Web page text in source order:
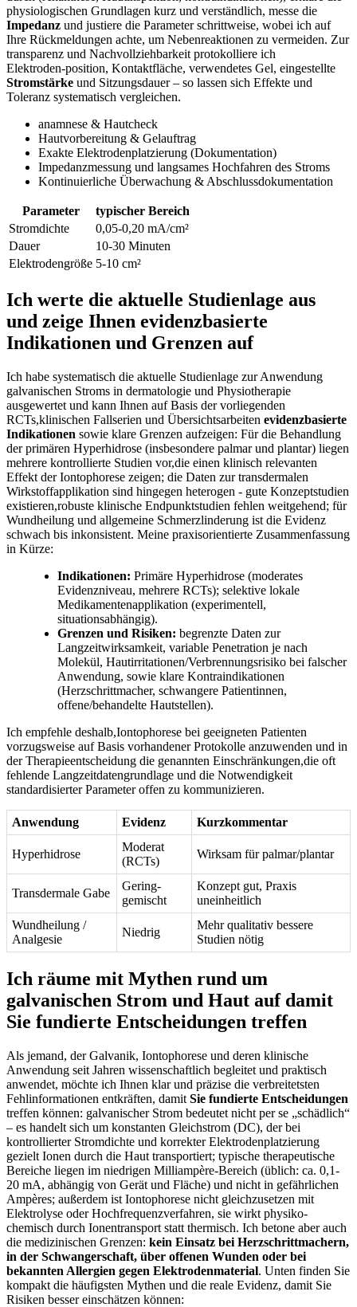
physiologischen Grundlagen kurz und verständlich, messe die ⁤
Impedanz und justiere die Parameter schrittweise, wobei ich auf
Ihre Rückmeldungen ⁢achte, um Nebenreaktionen zu vermeiden.​ Zur
transparenz und Nachvollziehbarkeit protokolliere ich
⁣Elektroden‑position, Kontaktfläche, verwendetes Gel, eingestellte
Stromstärke und Sitzungsdauer – so lassen sich Effekte und
Toleranz systematisch vergleichen.
anamnese‌ & Hautcheck
Hautvorbereitung & Gelauftrag
Exakte⁣ Elektrodenplatzierung (Dokumentation)
Impedanzmessung und langsames Hochfahren des⁣ Stroms
Kontinuierliche Überwachung & Abschlussdokumentation
Parameter
typischer Bereich
Stromdichte
0,05-0,20 mA/cm²
Dauer
10-30 Minuten
Elektrodengröße 5-10 cm²
Ich werte die aktuelle Studienlage aus
und zeige Ihnen evidenzbasierte
Indikationen und​ Grenzen auf
Ich habe systematisch die aktuelle Studienlage zur Anwendung
galvanischen Stroms in dermatologie und Physiotherapie
ausgewertet und kann Ihnen auf Basis der vorliegenden⁤
RCTs,klinischen Fallserien und Übersichtsarbeiten evidenzbasierte
Indikationen sowie klare Grenzen aufzeigen: Für die Behandlung
der primären Hyperhidrose (insbesondere palmar und plantar) liegen
mehrere ‍kontrollierte Studien vor,die einen klinisch⁢ relevanten
Effekt der Iontophorese zeigen; die Daten zur transdermalen
Wirkstoffapplikation sind hingegen heterogen -​ gute Konzeptstudien
existieren,robuste klinische Endpunktstudien fehlen weitgehend;⁤ für
Wundheilung und allgemeine ⁢Schmerzlinderung ist die Evidenz
schwach bis inkonsistent. Meine praxisorientierte Zusammenfassung‌
in Kürze:
Indikationen: Primäre Hyperhidrose (moderates‍
Evidenzniveau,‍ mehrere RCTs); selektive lokale
Medikamentenapplikation (experimentell,‌
situationsabhängig).
Grenzen und Risiken: begrenzte Daten zur
Langzeitwirksamkeit, variable Penetration je nach
Molekül, Hautirritationen/Verbrennungsrisiko bei falscher
Anwendung, sowie klare Kontraindikationen
(Herzschrittmacher, schwangere Patientinnen,
offene/behandelte Hautstellen).
Ich empfehle deshalb,Iontophorese bei geeigneten Patienten
vorzugsweise auf Basis vorhandener Protokolle anzuwenden und in
der Therapieentscheidung die genannten Einschränkungen,die oft
fehlende ⁣Langzeitdatengrundlage und die⁣ Notwendigkeit
standardisierter Parameter offen zu kommunizieren.
Anwendung Evidenz Kurzkommentar
Hyperhidrose
Moderat
(RCTs)
Wirksam für⁤ palmar/plantar
Transdermale Gabe
Gering-
gemischt
Konzept gut, Praxis
uneinheitlich
Wundheilung /
Analgesie
Niedrig
Mehr qualitativ bessere
Studien nötig
Ich​ räume mit Mythen rund um
galvanischen Strom und Haut auf damit
Sie fundierte Entscheidungen treffen
Als jemand, der Galvanik, Iontophorese und deren klinische
Anwendung seit Jahren wissenschaftlich begleitet und praktisch
anwendet, möchte ich Ihnen klar und präzise die verbreitetsten
Fehlinformationen entkräften, damit Sie fundierte Entscheidungen
treffen können: galvanischer Strom bedeutet ‌nicht per se „schädlich“
– es handelt sich um konstanten Gleichstrom (DC), der bei
kontrollierter Stromdichte und korrekter Elektrodenplatzierung
gezielt Ionen durch die Haut transportiert; typische therapeutische
Bereiche liegen im niedrigen Milliampère-Bereich (üblich: ca. ⁤0,1-
20 mA, abhängig​ von Gerät und Fläche) ​und⁤ nicht in gefährlichen
Ampères; außerdem ist Iontophorese nicht gleichzusetzen mit
Elektrolyse oder⁢ Hochfrequenzverfahren, sie wirkt physiko-
chemisch‍ durch Ionentransport statt thermisch.⁢ Ich betone aber auch
die medizinischen Grenzen: kein Einsatz bei Herzschrittmachern,
in der Schwangerschaft, über offenen Wunden oder ​bei
bekannten Allergien gegen Elektrodenmaterial. Unten finden Sie⁢
kompakt die häufigsten Mythen und die reale Evidenz, damit Sie
Risiken ⁢besser einschätzen können: